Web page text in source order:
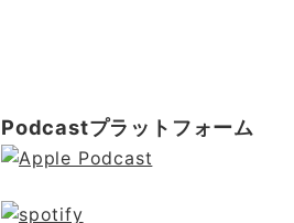
Podcastプラットフォーム